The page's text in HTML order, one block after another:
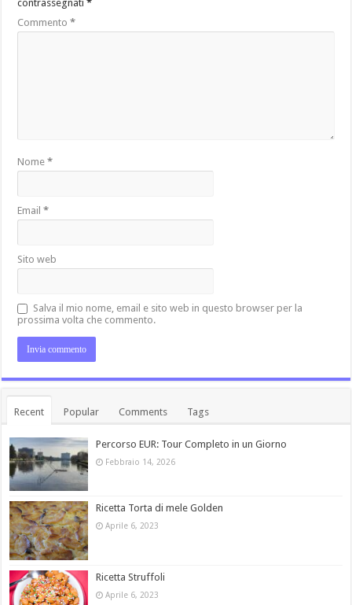
contrassegnati*
Commento*
Nome*
Email*
Sito web
Salva il mio nome, email e sito web in questo browser per la
prossima volta che commento.
Recent Popular Comments Tags
Percorso EUR: Tour Completo in un Giorno
Febbraio 14, 2026
Ricetta Torta di mele Golden
Aprile 6, 2023
Ricetta Struffoli
Aprile 6, 2023